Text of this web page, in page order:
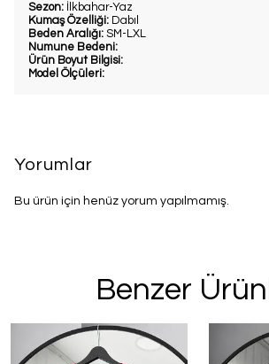
Sezon: İlkbahar-Yaz
Kumaş Özelliği: Dabıl
Beden Aralığı: SM-LXL
Numune Bedeni:
Ürün Boyut Bilgisi:
Model Ölçüleri:
Yorumlar
Bu ürün için henüz yorum yapılmamış.
Benzer